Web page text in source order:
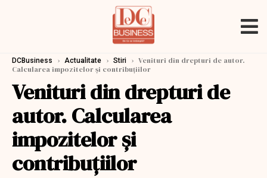
DCBusiness › Actualitate › Stiri › Venituri din drepturi de autor.
Calcularea impozitelor și contribuțiilor
Venituri din drepturi de
autor. Calcularea
impozitelor și
contribuțiilor